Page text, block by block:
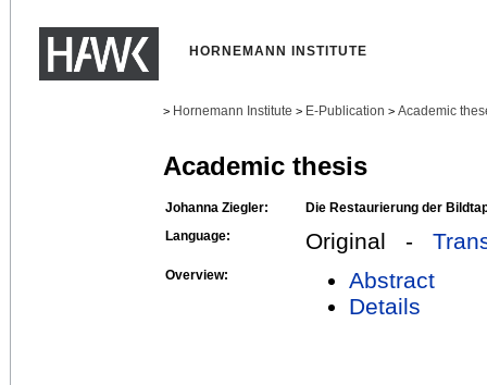
HORNEMANN INSTITUTE
> Hornemann Institute > E-Publication > Academic
Academic thesis
Johanna Ziegler:
Die Restaurierung der
Language:
Original -
Overview:
Abstract
Details